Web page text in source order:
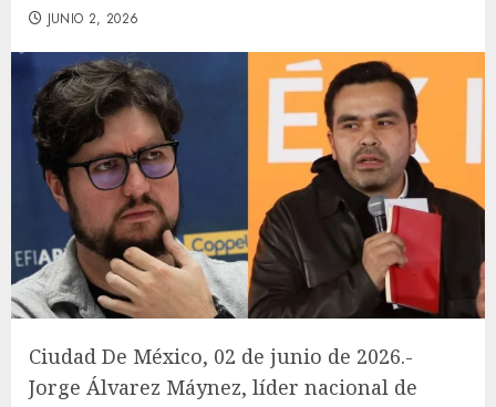
JUNIO 2, 2026
Ciudad De México, 02 de junio de 2026.-
Jorge Álvarez Máynez, líder nacional de